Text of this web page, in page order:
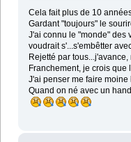
Cela fait plus de 10
Gardant "toujours" le
J'ai connu le "monde" des
voudrait s'...s'embêtter
Rejetté par tous...j'avance,
Franchement, je crois que
J'ai penser me faire
Quand on né avec un